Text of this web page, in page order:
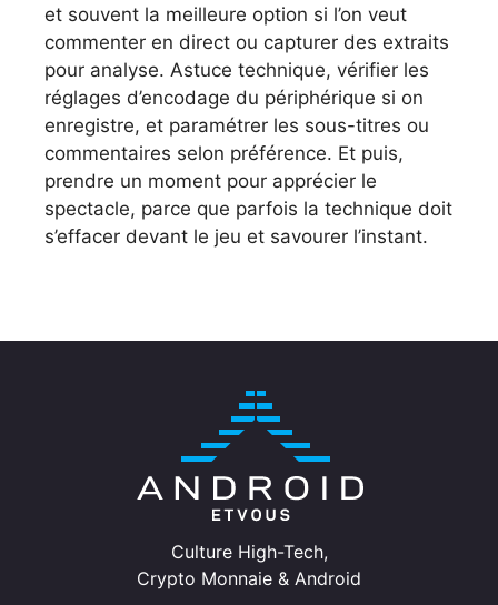
et souvent la meilleure option si l’on veut
commenter en direct ou capturer des extraits
pour analyse. Astuce technique, vérifier les
réglages d’encodage du périphérique si on
enregistre, et paramétrer les sous-titres ou
commentaires selon préférence. Et puis,
prendre un moment pour apprécier le
spectacle, parce que parfois la technique doit
s’effacer devant le jeu et savourer l’instant.
Culture High-Tech,
Crypto Monnaie & Android